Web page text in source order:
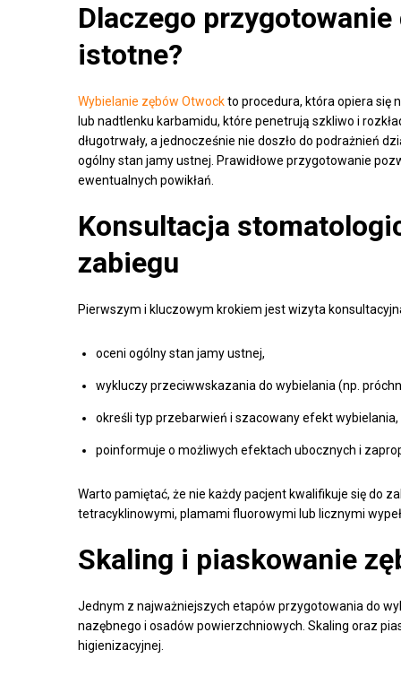
Dlaczego
istotne?
Wybielanie zębów Otwockto procedura, która opiera się
lub nadtlenku karbamidu, które penetrują szkliwo i
długotrwały, a jednocześnie nie doszło do podrażnień
ogólny stan jamy ustnej. Prawidłowe przygotowanie
ewentualnych powikłań.
Konsultacja
zabiegu
Pierwszym i kluczowym krokiem jest wizyta
oceni ogólny stan jamy ustnej,
wykluczy przeciwwskazania do wybielania (np.
określi typ przebarwień i szacowany efekt wybielania,
poinformuje o możliwych efektach ubocznych i
Warto pamiętać, że nie każdy pacjent kwalifikuje się do
tetracyklinowymi, plamami fluorowymi lub licznymi
Skaling i piaskowanie
Jednym z najważniejszych etapów przygotowania do
nazębnego i osadów powierzchniowych. Skaling oraz
higienizacyjnej.